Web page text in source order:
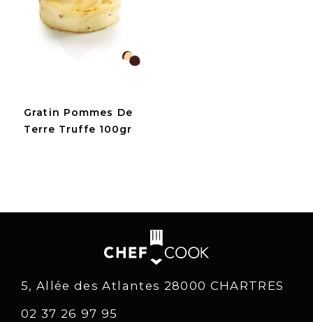
Gratin Pommes De
Terre Truffe 100gr
5, Allée des Atlantes 28000 CHARTRES
02 37 26 97 95